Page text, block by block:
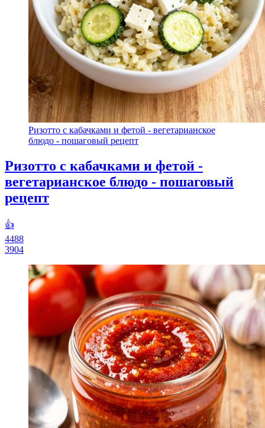
Ризотто с кабачками и фетой - вегетарианское
блюдо - пошаговый рецепт
Ризотто с кабачками и фетой -
вегетарианское блюдо - пошаговый
рецепт
👍
4488
3904